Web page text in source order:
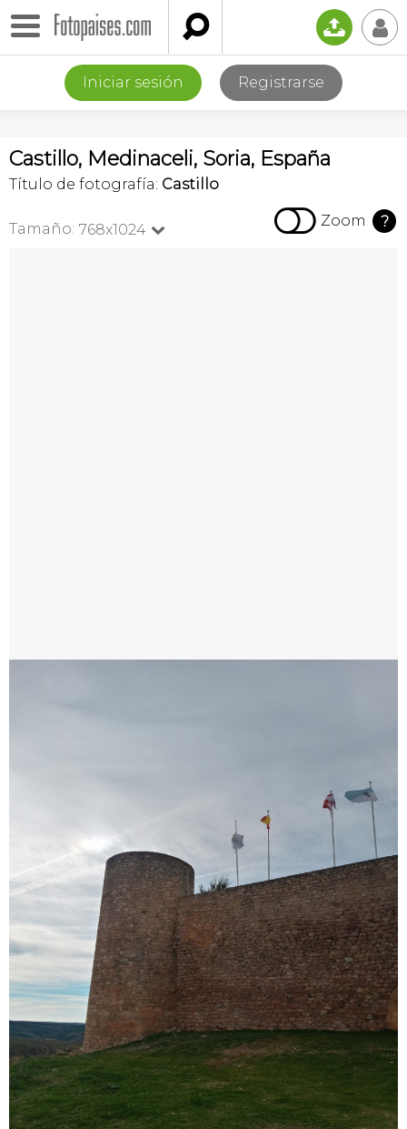
 📤 👤
Iniciar sesión Registrarse
Castillo, Medinaceli, Soria, España
Título de fotografía: Castillo
Tamaño: 768x1024   Zoom ?